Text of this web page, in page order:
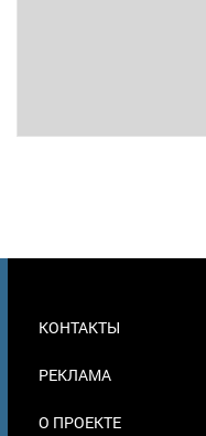
В
КОНТАКТЫ
РЕКЛАМА
О ПРОЕКТЕ